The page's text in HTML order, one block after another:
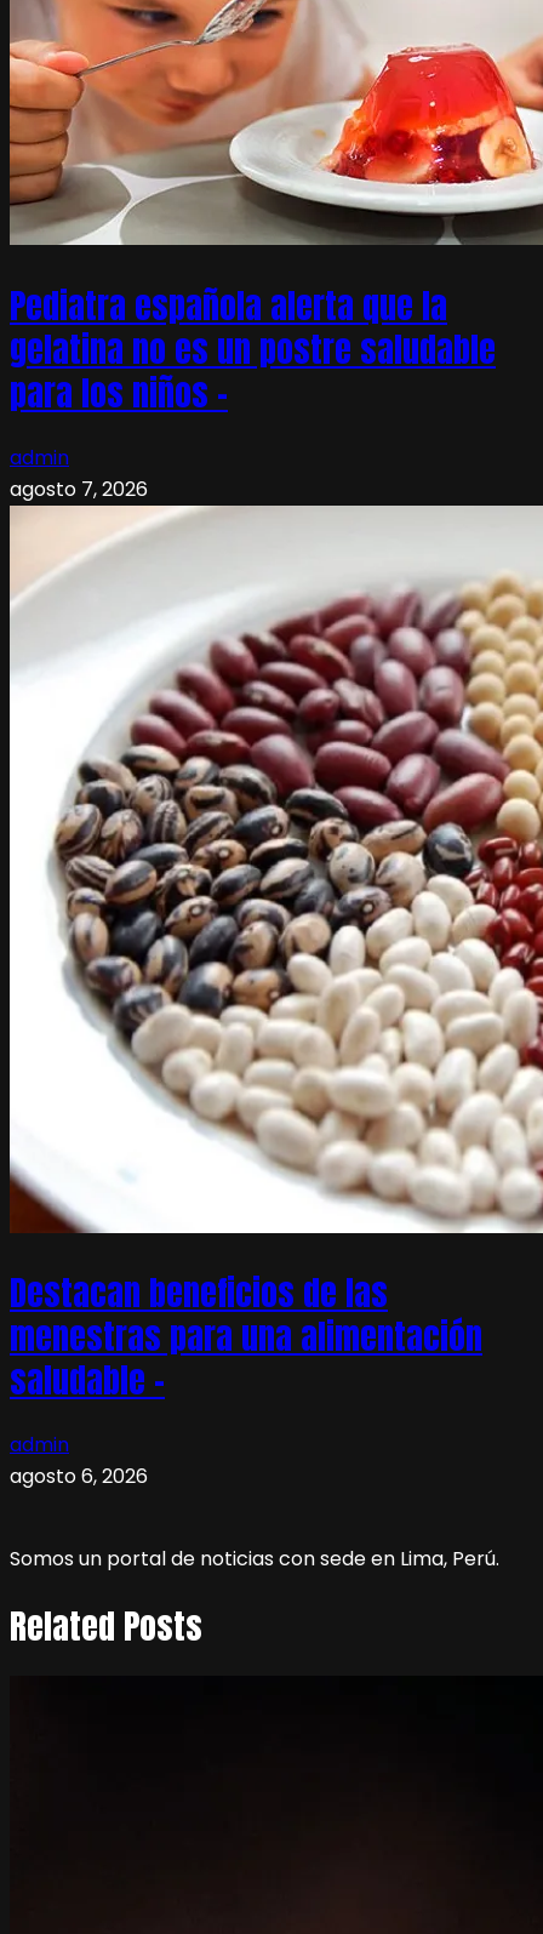
Pediatra española alerta que la
gelatina no es un postre saludable
para los niños –
admin
agosto 7, 2026
Destacan beneficios de las
menestras para una alimentación
saludable –
admin
agosto 6, 2026
Somos un portal de noticias con sede en Lima, Perú.
Related Posts